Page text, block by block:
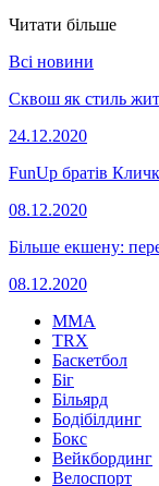
Читати більше
Всі новини
Сквош як стиль
24.12.2020
FunUp братів
08.12.2020
Більше екшену:
08.12.2020
MMA
TRX
Баскетбол
Біг
Більярд
Бодібілдинг
Бокс
Вейкбординг
Велоспорт